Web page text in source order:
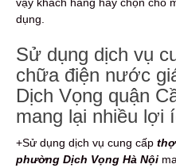
dụng.
Sử dụng dịch vụ
chữa điện nước
Dịch Vọng quận
mang lại nhiều lợi
+Sử dụng dịch vụ cung cấp
phường Dịch Vọng Hà Nội